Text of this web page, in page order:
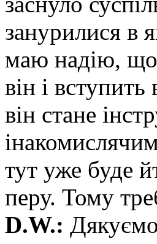
занурилися в
маю надію, що
він і
він стане
тут уже буде
перу. Тому
D.W.: